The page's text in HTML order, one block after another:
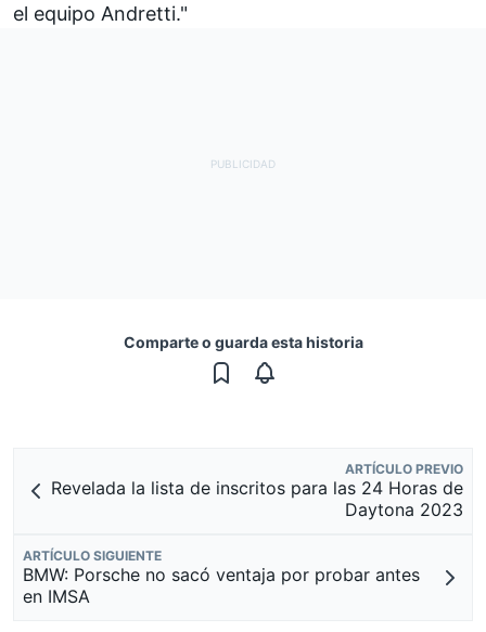
el equipo Andretti."
Comparte o guarda esta historia
ARTÍCULO PREVIO
Revelada la lista de inscritos para las 24 Horas de
Daytona 2023
ARTÍCULO SIGUIENTE
BMW: Porsche no sacó ventaja por probar antes
en IMSA